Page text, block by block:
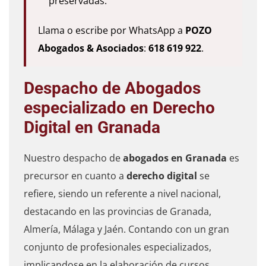
Llama o escribe por WhatsApp a POZO
Abogados & Asociados: 618 619 922.
Despacho de Abogados
especializado en Derecho
Digital en Granada
Nuestro despacho deabogados en Granada es
precursor en cuanto a derecho digital se
refiere, siendo un referente a nivel nacional,
destacando en las provincias de Granada,
Almería, Málaga y Jaén. Contando con un gran
conjunto de profesionales especializados,